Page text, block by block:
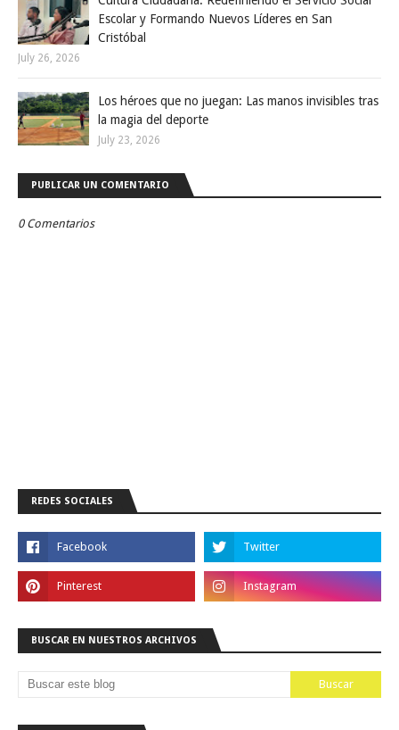
Escolar y Formando Nuevos Líderes en San
Cristóbal
July 26, 2026
Los héroes que no juegan: Las manos invisibles tras
la magia del deporte
July 23, 2026
PUBLICAR UN COMENTARIO
0 Comentarios
REDES SOCIALES
BUSCAR EN NUESTROS ARCHIVOS